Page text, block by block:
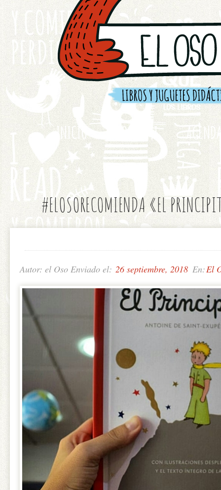
INICIO SOBRE MI
#ELOSORECOMIENDA «EL
Autor: el Oso Enviado el: 26 septiembre, 2018 En:El